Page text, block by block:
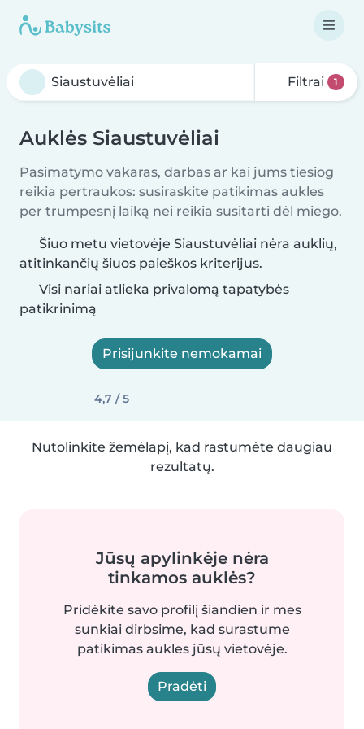
Filtrai 1
Auklės Siaustuvėliai
Pasimatymo vakaras, darbas ar kai jums tiesiog
reikia pertraukos: susiraskite patikimas aukles
per trumpesnį laiką nei reikia susitarti dėl miego.
Šiuo metu vietovėje Siaustuvėliai nėra auklių,
atitinkančių šiuos paieškos kriterijus.
Visi nariai atlieka privalomą tapatybės
patikrinimą
Prisijunkite nemokamai
4,7 / 5
Nutolinkite žemėlapį, kad rastumėte daugiau
rezultatų.
Jūsų apylinkėje nėra
tinkamos auklės?
Pridėkite savo profilį šiandien ir mes
sunkiai dirbsime, kad surastume
patikimas aukles jūsų vietovėje.
Pradėti